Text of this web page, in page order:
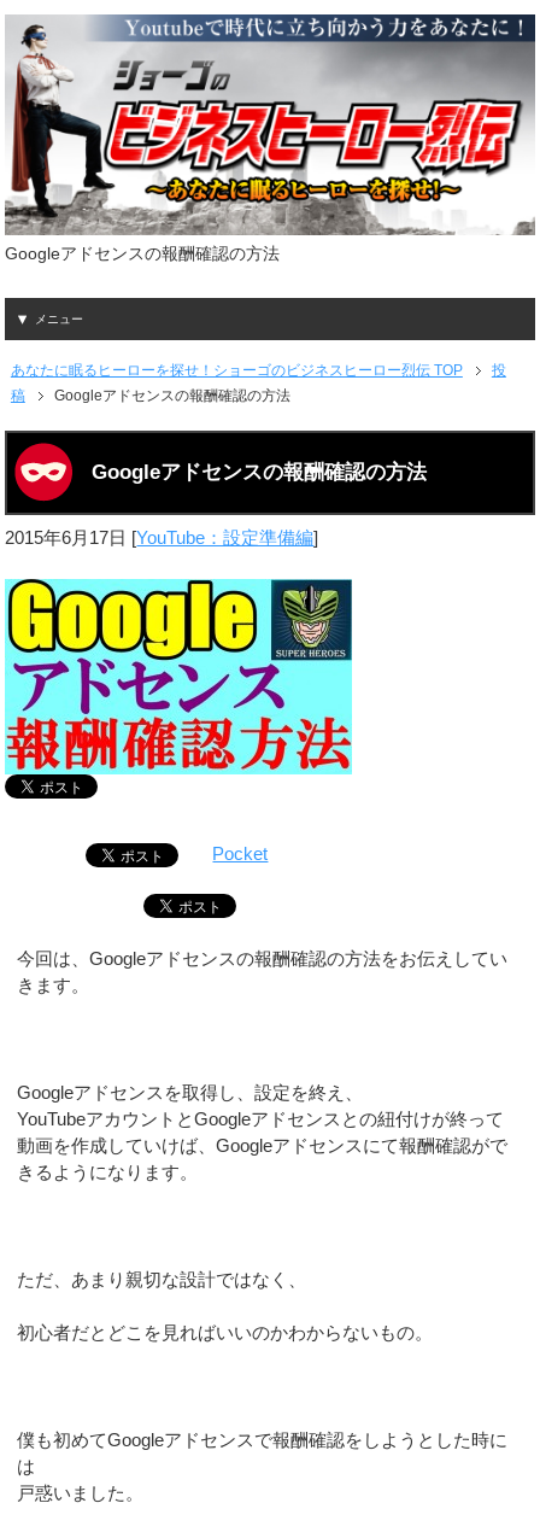
Googleアドセンスの報酬確認の方法
メニュー
あなたに眠るヒーローを探せ！ショーゴのビジネスヒーロー烈伝 TOP
投
稿
Googleアドセンスの報酬確認の方法
Googleアドセンスの報酬確認の方法
2015年6月17日 [YouTube：設定準備編]
Pocket
今回は、Googleアドセンスの報酬確認の方法をお伝えしてい
きます。
Googleアドセンスを取得し、設定を終え、
YouTubeアカウントとGoogleアドセンスとの紐付けが終って
動画を作成していけば、Googleアドセンスにて報酬確認がで
きるようになります。
ただ、あまり親切な設計ではなく、
初心者だとどこを見ればいいのかわからないもの。
僕も初めてGoogleアドセンスで報酬確認をしようとした時に
は
戸惑いました。